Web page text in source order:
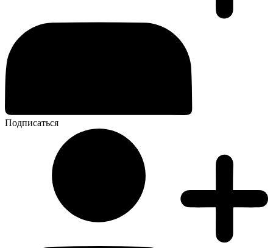
Подписаться